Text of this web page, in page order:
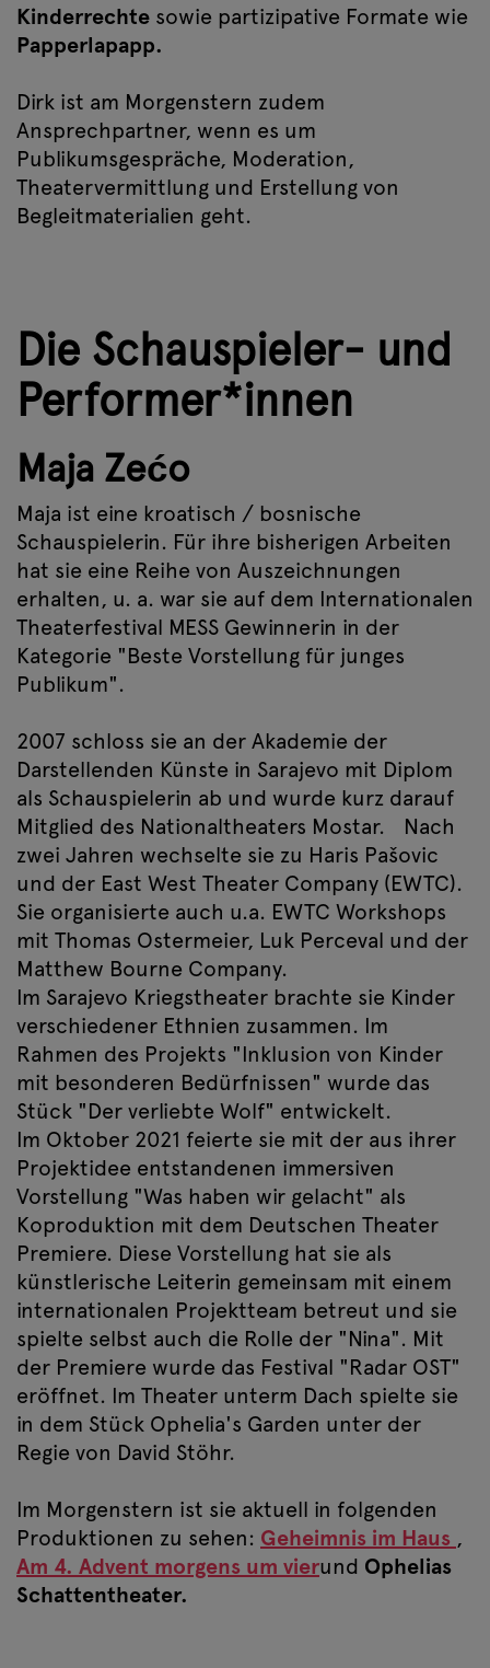
Kinderrechte sowie partizipative Formate wie
Papperlapapp.
Dirk ist am Morgenstern zudem
Ansprechpartner, wenn es um
Publikumsgespräche, Moderation,
Theatervermittlung und Erstellung von
Begleitmaterialien geht.
Die Schauspieler- und
Performer*innen
Maja Zećo
Maja ist eine kroatisch / bosnische
Schauspielerin. Für ihre bisherigen Arbeiten
hat sie eine Reihe von Auszeichnungen
erhalten, u. a. war sie auf dem Internationalen
Theaterfestival MESS Gewinnerin in der
Kategorie "Beste Vorstellung für junges
Publikum".
2007 schloss sie an der Akademie der
Darstellenden Künste in Sarajevo mit Diplom
als Schauspielerin ab und wurde kurz darauf
Mitglied des Nationaltheaters Mostar. Nach
zwei Jahren wechselte sie zu Haris Pašovic
und der East West Theater Company (EWTC).
Sie organisierte auch u.a. EWTC Workshops
mit Thomas Ostermeier, Luk Perceval und der
Matthew Bourne Company.
Im Sarajevo Kriegstheater brachte sie Kinder
verschiedener Ethnien zusammen. Im
Rahmen des Projekts "Inklusion von Kinder
mit besonderen Bedürfnissen" wurde das
Stück "Der verliebte Wolf" entwickelt.
Im Oktober 2021 feierte sie mit der aus ihrer
Projektidee entstandenen immersiven
Vorstellung "Was haben wir gelacht" als
Koproduktion mit dem Deutschen Theater
Premiere. Diese Vorstellung hat sie als
künstlerische Leiterin gemeinsam mit einem
internationalen Projektteam betreut und sie
spielte selbst auch die Rolle der "Nina". Mit
der Premiere wurde das Festival "Radar OST"
eröffnet. Im Theater unterm Dach spielte sie
in dem Stück Ophelia's Garden unter der
Regie von David Stöhr.
Im Morgenstern ist sie aktuell in folgenden
Produktionen zu sehen: Geheimnis im Haus ,
Am 4. Advent morgens um vierund Ophelias
Schattentheater.